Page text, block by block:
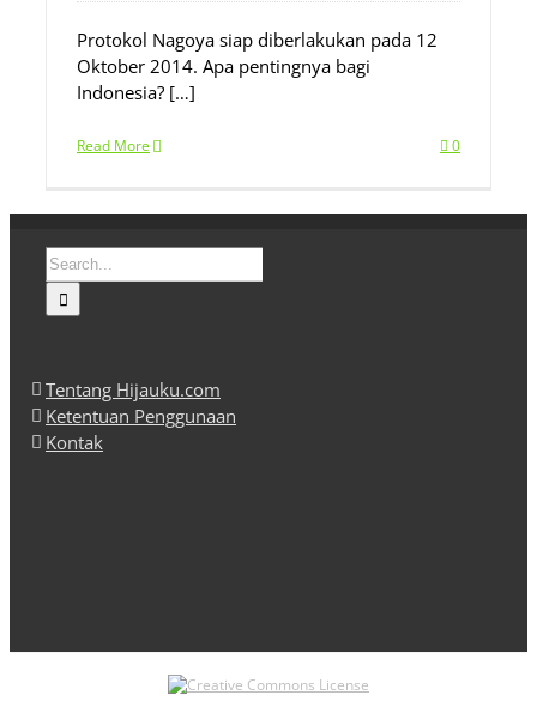
Protokol Nagoya siap diberlakukan pada 12
Oktober 2014. Apa pentingnya bagi
Indonesia? […]
Read More 0
Search
for:
Tentang Hijauku.com
Ketentuan Penggunaan
Kontak